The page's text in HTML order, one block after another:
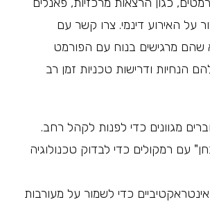
כגון הרצאות מרכזיות, פאנלים
על האירוע דינמי. צרו קשר עם
שהם מרגישים בנוח עם הפורמט
הנחיות ודרישות טכניות זמן רב
מגוונים כדי לפנות לקהל רחב.
עם רמקולים כדי לבדוק טכנולוגיה
כדי לשמור על מעורבות